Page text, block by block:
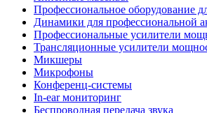
Профессиональное оборудование
Динамики для профессиональной
Профессиональные усилители
Трансляционные усилители
Микшеры
Микрофоны
Конференц-системы
In-ear мониторинг
Беспроводная передача звука